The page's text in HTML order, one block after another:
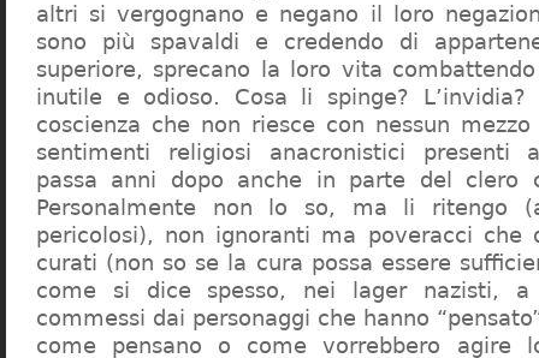
altri si vergognano e negano il loro
sono più spavaldi e credendo di
superiore, sprecano la loro vita
inutile e odioso. Cosa li spinge?
coscienza che non riesce con nessun
sentimenti religiosi anacronistici presenti
passa anni dopo anche in parte del clero
Personalmente non lo so, ma li ritengo
pericolosi), non ignoranti ma poveracci che
curati (non so se la cura possa essere
come si dice spesso, nei lager nazisti,
commessi dai personaggi che hanno
come pensano o come vorrebbero agire